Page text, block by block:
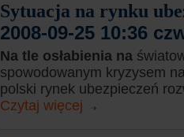
Sytuacja na rynku
2008-09-25 10:36
Na tle osłabienia na
spowodowanym kryzysem
polski rynek ubezpieczeń
Czytaj więcej